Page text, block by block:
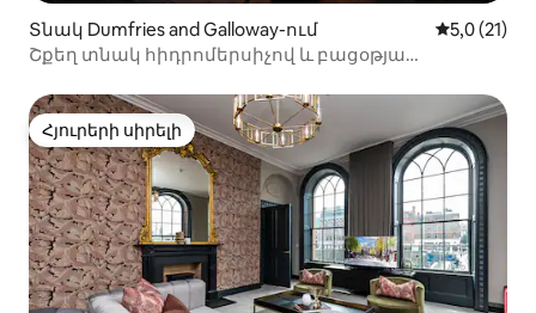
Տնակ Dumfries and Galloway-ում Միջին
5,0 (21)
Շքեղ տնակ հիդրոմերսիչով և բացօթյա
Հյուրերի սիրելի
Հյուրերի սիրելի